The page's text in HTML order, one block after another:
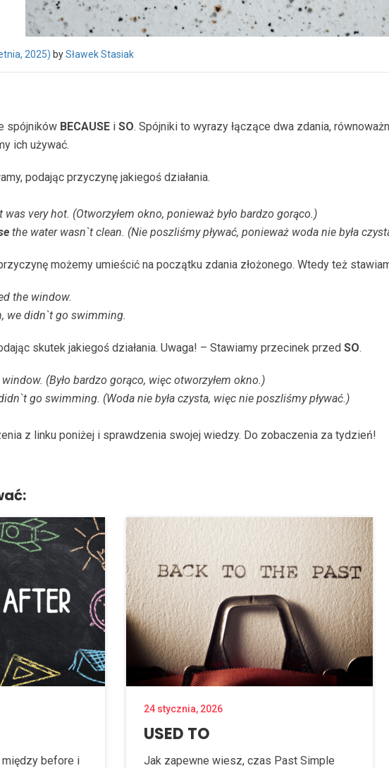
2025) bySławek Stasiak
spójników BECAUSE i SO. Spójniki to wyrazy łączące dwa zdania,
ich używać.
podając przyczynę jakiegoś działania.
was very hot. (Otworzyłem okno, ponieważ było bardzo gorąco.)
the water wasn`t clean. (Nie poszliśmy pływać, ponieważ woda nie była
możemy umieścić na początku zdania złożonego. Wtedy też
the window.
we didn`t go swimming.
skutek jakiegoś działania. Uwaga! – Stawiamy przecinek przed SO.
(Było bardzo gorąco, więc otworzyłem okno.)
go swimming. (Woda nie była czysta, więc nie poszliśmy pływać.)
z linku poniżej i sprawdzenia swojej wiedzy. Do zobaczenia za tydzień!
między before i
24 stycznia, 2026
USED TO
Jak zapewne wiesz, czas Past Simple